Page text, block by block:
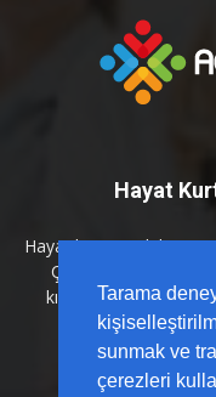
Hayat
Hayat kurtaran bilginin
Çalışanları platformu
kılavuzlarlaTarama
sunmak ve
çerezleri